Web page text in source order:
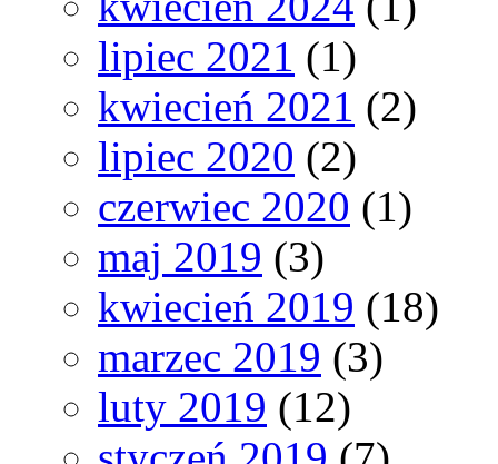
lipiec 2021 (1)
kwiecień 2021 (2)
lipiec 2020 (2)
czerwiec 2020 (1)
maj 2019 (3)
kwiecień 2019 (18)
marzec 2019 (3)
luty 2019 (12)